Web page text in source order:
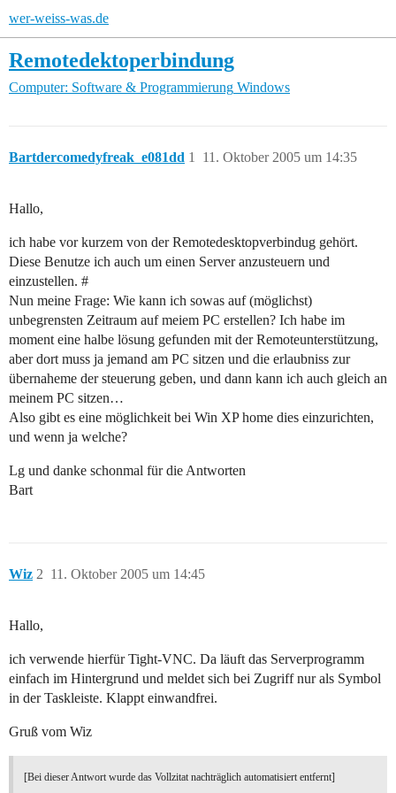
wer-weiss-was.de
Remotedektoperbindung
Computer: Software & Programmierung Windows
Bartdercomedyfreak_e081dd 11. Oktober 2005 um 14:35
1
Hallo,
ich habe vor kurzem von der Remotedesktopverbindug gehört.
Diese Benutze ich auch um einen Server anzusteuern und
einzustellen. #
Nun meine Frage: Wie kann ich sowas auf (möglichst)
unbegrensten Zeitraum auf meiem PC erstellen? Ich habe im
moment eine halbe lösung gefunden mit der Remoteunterstützung,
aber dort muss ja jemand am PC sitzen und die erlaubniss zur
übernaheme der steuerung geben, und dann kann ich auch gleich an
meinem PC sitzen…
Also gibt es eine möglichkeit bei Win XP home dies einzurichten,
und wenn ja welche?
Lg und danke schonmal für die Antworten
Bart
Wiz 11. Oktober 2005 um 14:45
2
Hallo,
ich verwende hierfür Tight-VNC. Da läuft das Serverprogramm
einfach im Hintergrund und meldet sich bei Zugriff nur als Symbol
in der Taskleiste. Klappt einwandfrei.
Gruß vom Wiz
[Bei dieser Antwort wurde das Vollzitat nachträglich automatisiert entfernt]